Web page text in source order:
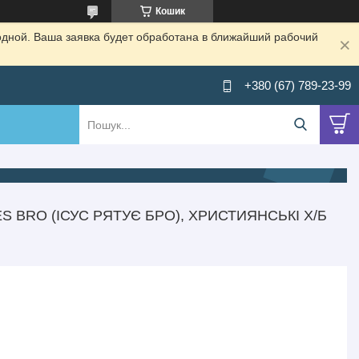
Кошик
Ваша заявка будет обработана в ближайший рабочий
+380 (67) 789-23-99
BRO (ІСУС РЯТУЄ БРО), ХРИСТИЯНСЬКІ X/Б